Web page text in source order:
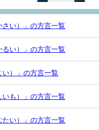
さい）」の方言一覧
るい）」の方言一覧
い）」の方言一覧
いも）」の方言一覧
たい）」の方言一覧